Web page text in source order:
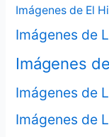
Imágenes de El
Imágenes de
Imágenes
Imágenes de
Imágenes de